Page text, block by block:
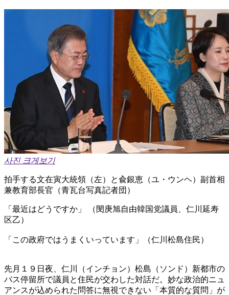
사진 크게보기
拍手する文在寅大統領（左）と兪銀恵（ユ・ウンヘ）副首相
兼教育部長官（青瓦台写真記者団）
「最近はどうですか」 （閔庚旭自由韓国党議員、仁川延寿
区乙）
「この政府ではうまくいっています」（仁川松島住民）
先月１９日夜、仁川（インチョン）松島（ソンド）新都市の
バス停留所で議員と住民が交わした対話だ。妙な政治的ニュ
アンスが込められた問答に無視できない「本質的な質問」が